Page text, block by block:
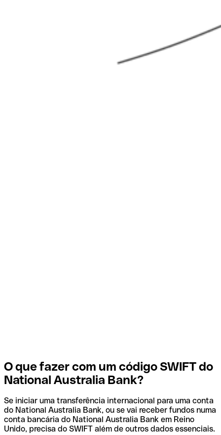
O que fazer com um código SWIFT do
National Australia Bank?
Se iniciar uma transferência internacional para uma conta
do National Australia Bank, ou se vai receber fundos numa
conta bancária do National Australia Bank em Reino
Unido, precisa do SWIFT além de outros dados essenciais.